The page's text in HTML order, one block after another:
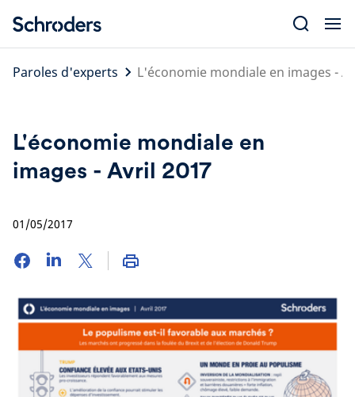
content
Paroles d'experts
L'économie mondiale en images -
L'économie mondiale en
images - Avril 2017
01/05/2017